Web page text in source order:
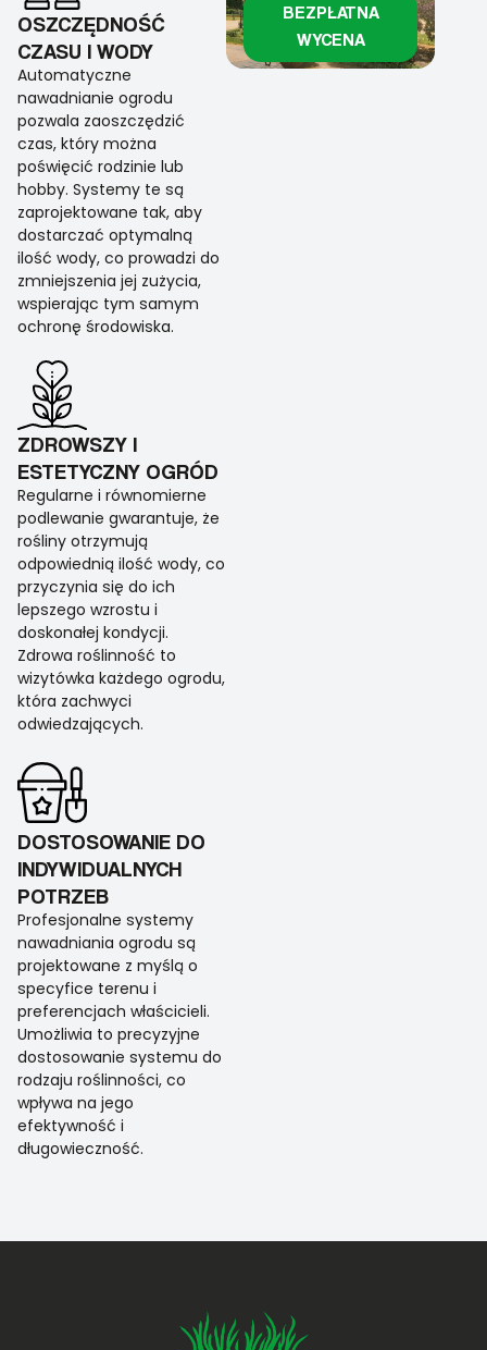
OSZCZĘDNOŚĆ
CZASU I WODY
Automatyczne
nawadnianie ogrodu
pozwala zaoszczędzić
czas, który można
poświęcić rodzinie lub
hobby. Systemy te są
zaprojektowane tak, aby
dostarczać optymalną
ilość wody, co prowadzi do
zmniejszenia jej zużycia,
wspierając tym samym
ochronę środowiska.
ZDROWSZY I
ESTETYCZNY OGRÓD
Regularne i równomierne
podlewanie gwarantuje, że
rośliny otrzymują
odpowiednią ilość wody, co
przyczynia się do ich
lepszego wzrostu i
doskonałej kondycji.
Zdrowa roślinność to
wizytówka każdego ogrodu,
która zachwyci
odwiedzających.
DOSTOSOWANIE DO
INDYWIDUALNYCH
POTRZEB
Profesjonalne systemy
nawadniania ogrodu są
projektowane z myślą o
specyfice terenu i
preferencjach właścicieli.
Umożliwia to precyzyjne
dostosowanie systemu do
rodzaju roślinności, co
wpływa na jego
efektywność i
długowieczność.
BEZPŁATNA
WYCENA